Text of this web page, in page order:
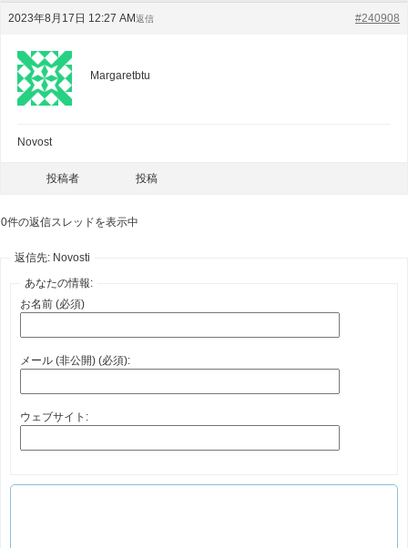
2023年8月17日 12:27 AM #240908
返信
Margaretbtu
Novost
投稿者 投稿
0件の返信スレッドを表示中
返信先: Novosti
あなたの情報:
お名前 (必須)
メール (非公開) (必須):
ウェブサイト: